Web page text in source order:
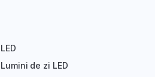
LED
Lumini de zi LED